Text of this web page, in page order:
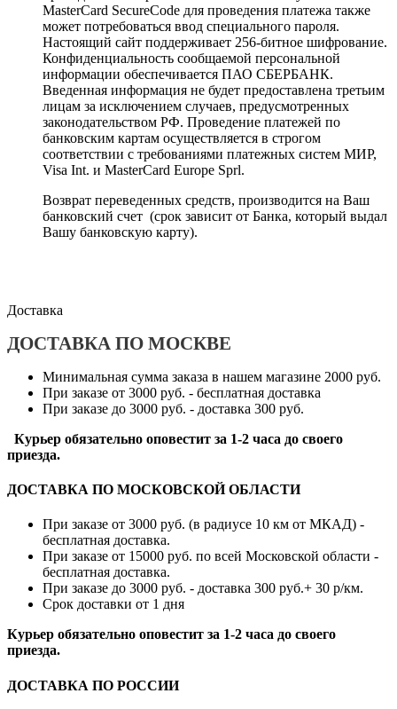
MasterCard SecureCode для проведения платежа также
может потребоваться ввод специального пароля.
Настоящий сайт поддерживает 256-битное шифрование.
Конфиденциальность сообщаемой персональной
информации обеспечивается ПАО СБЕРБАНК.
Введенная информация не будет предоставлена третьим
лицам за исключением случаев, предусмотренных
законодательством РФ. Проведение платежей по
банковским картам осуществляется в строгом
соответствии с требованиями платежных систем МИР,
Visa Int. и MasterCard Europe Sprl.
Возврат переведенных средств, производится на Ваш
банковский счет (срок зависит от Банка, который выдал
Вашу банковскую карту).
Доставка
ДОСТАВКА ПО МОСКВЕ
Минимальная сумма заказа в нашем магазине 2000 руб.
При заказе от 3000 руб. - бесплатная доставка
При заказе до 3000 руб. - доставка 300 руб.
Курьер обязательно оповестит за 1-2 часа до своего
приезда.
ДОСТАВКА ПО МОСКОВСКОЙ ОБЛАСТИ
При заказе от 3000 руб. (в радиусе 10 км от МКАД) -
бесплатная доставка.
При заказе от 15000 руб. по всей Московской области -
бесплатная доставка.
При заказе до 3000 руб. - доставка 300 руб.+ 30 р/км.
Срок доставки от 1 дня
Курьер обязательно оповестит за 1-2 часа до своего
приезда.
ДОСТАВКА ПО РОССИИ